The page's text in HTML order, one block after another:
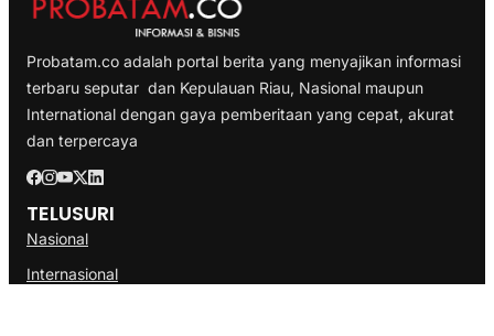
Probatam.co adalah portal berita yang menyajikan informasi
terbaru seputar dan Kepulauan Riau, Nasional maupun
International dengan gaya pemberitaan yang cepat, akurat
dan terpercaya
TELUSURI
Nasional
Internasional